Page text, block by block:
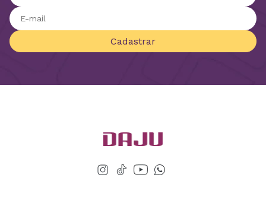
Cadastrar